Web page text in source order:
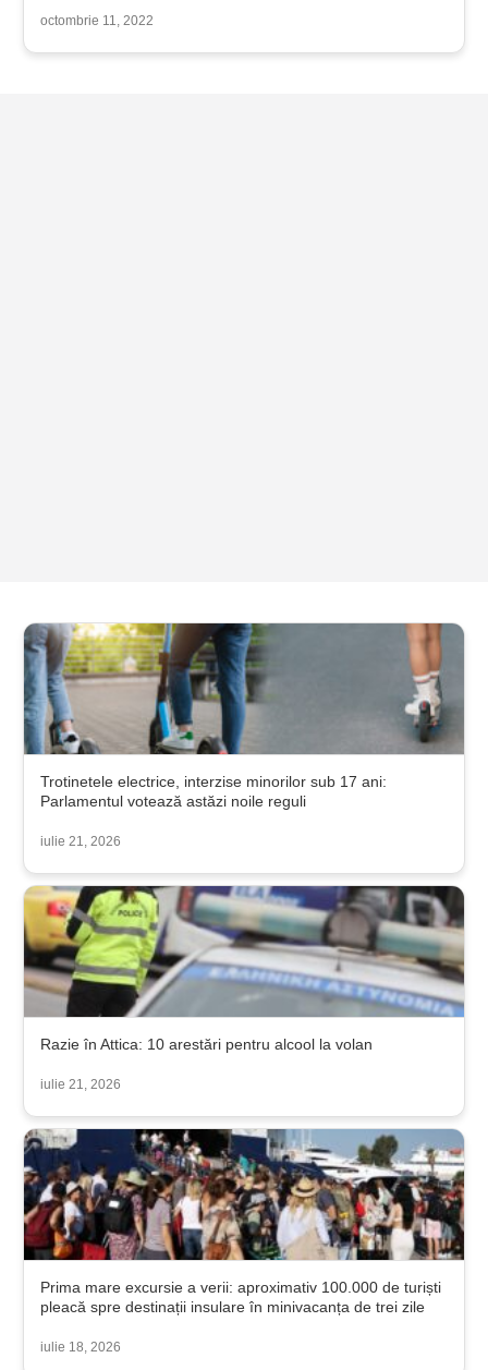
octombrie 11, 2022
Trotinetele electrice, interzise minorilor sub 17 ani:
Parlamentul votează astăzi noile reguli
iulie 21, 2026
Razie în Attica: 10 arestări pentru alcool la volan
iulie 21, 2026
Prima mare excursie a verii: aproximativ 100.000 de turiști
pleacă spre destinații insulare în minivacanța de trei zile
iulie 18, 2026